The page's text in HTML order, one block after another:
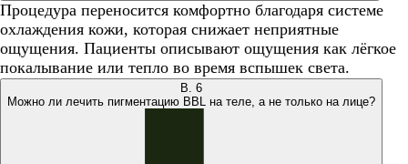
Процедура переносится комфортно благодаря системе
охлаждения кожи, которая снижает неприятные
ощущения. Пациенты описывают ощущения как лёгкое
покалывание или тепло во время вспышек света.
В. 6
Можно ли лечить пигментацию BBL на теле, а не только на лице?